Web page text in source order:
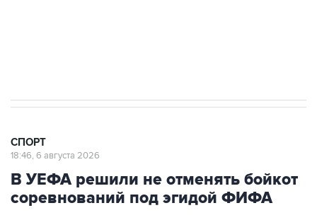
СПОРТ
18:46, 6 августа 2026
В УЕФА решили не отменять бойкот
соревнований под эгидой ФИФА